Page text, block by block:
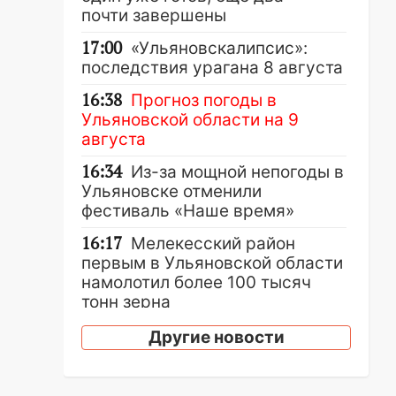
почти завершены
17:00 «Ульяновскалипсис»:
последствия урагана 8 августа
16:38 Прогноз погоды в
Ульяновской области на 9
августа
16:34 Из-за мощной непогоды в
Ульяновске отменили
фестиваль «Наше время»
16:17 Мелекесский район
первым в Ульяновской области
намолотил более 100 тысяч
тонн зерна
15:17
В колледжи и техникумы
Ульяновской области подали
Другие новости